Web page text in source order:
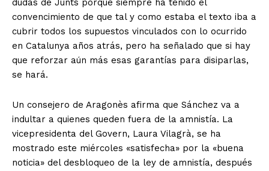
dudas de Junts porque siempre ha tenido el
convencimiento de que tal y como estaba el texto iba a
cubrir todos los supuestos vinculados con lo ocurrido
en Catalunya años atrás, pero ha señalado que si hay
que reforzar aún más esas garantías para disiparlas,
se hará.
Un consejero de Aragonès afirma que Sánchez va a
indultar a quienes queden fuera de la amnistía. La
vicepresidenta del Govern, Laura Vilagrà, se ha
mostrado este miércoles «satisfecha» por la «buena
noticia» del desbloqueo de la ley de amnistía, después